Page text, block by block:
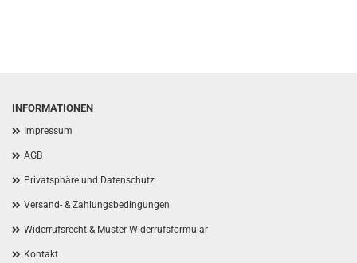
INFORMATIONEN
Impressum
AGB
Privatsphäre und Datenschutz
Versand- & Zahlungsbedingungen
Widerrufsrecht & Muster-Widerrufsformular
Kontakt